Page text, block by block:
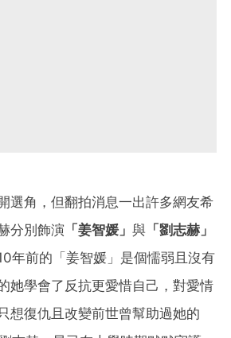
選角，但翻拍消息一出許多網友希
分別飾演 「姜智媛」 與 「劉志赫」
年前的「姜智媛」是個懦弱且沒有
她學會了反抗更愛惜自己，對愛情
想復仇且改變前世曾幫助過她的